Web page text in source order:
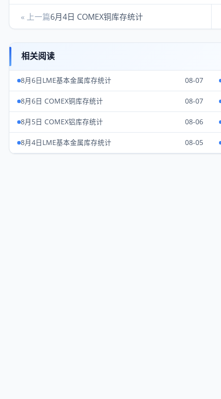
« 上一篇6月4日 COMEX铜库存统计
相关阅读
8月6日LME基本金属库存统计 08-07
8月6日 COMEX铜库存统计 08-07
8月5日 COMEX铝库存统计 08-06
8月4日LME基本金属库存统计 08-05